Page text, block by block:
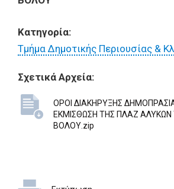
Κατηγορία:
Τμήμα Δημοτικής Περιουσίας &
Σχετικά Αρχεία:
ΟΡΟΙ ΔΙΑΚΗΡΥΞΗΣ
ΕΚΜΙΣΘΩΣΗ ΤΗΣ ΠΛΑΖ
ΒΟΛΟΥ.zip